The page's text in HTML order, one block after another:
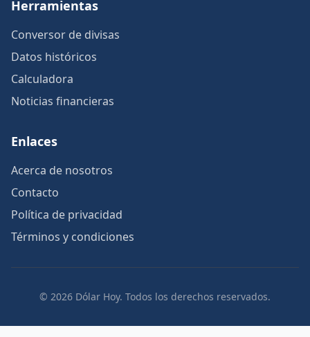
Herramientas
Conversor de divisas
Datos históricos
Calculadora
Noticias financieras
Enlaces
Acerca de nosotros
Contacto
Política de privacidad
Términos y condiciones
© 2026 Dólar Hoy. Todos los derechos reservados.